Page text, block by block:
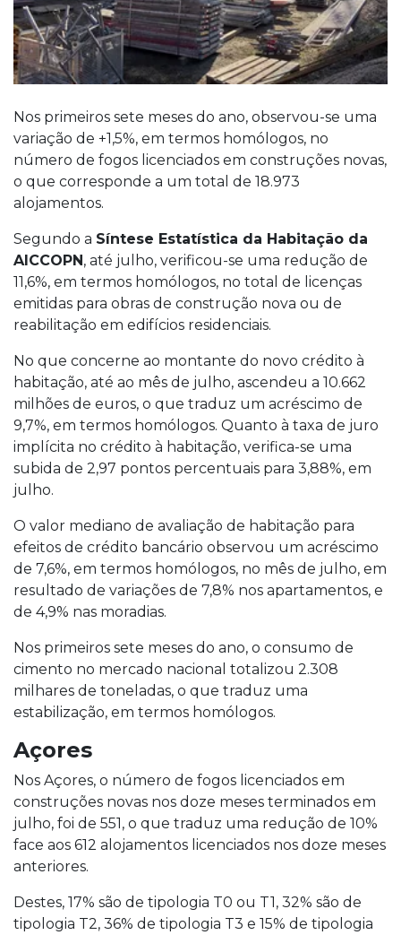
Nos primeiros sete meses do ano, observou-se uma
variação de +1,5%, em termos homólogos, no
número de fogos licenciados em construções novas,
o que corresponde a um total de 18.973
alojamentos.
Segundo a Síntese Estatística da Habitação da
AICCOPN, até julho, verificou-se uma redução de
11,6%, em termos homólogos, no total de licenças
emitidas para obras de construção nova ou de
reabilitação em edifícios residenciais.
No que concerne ao montante do novo crédito à
habitação, até ao mês de julho, ascendeu a 10.662
milhões de euros, o que traduz um acréscimo de
9,7%, em termos homólogos. Quanto à taxa de juro
implícita no crédito à habitação, verifica-se uma
subida de 2,97 pontos percentuais para 3,88%, em
julho.
O valor mediano de avaliação de habitação para
efeitos de crédito bancário observou um acréscimo
de 7,6%, em termos homólogos, no mês de julho, em
resultado de variações de 7,8% nos apartamentos, e
de 4,9% nas moradias.
Nos primeiros sete meses do ano, o consumo de
cimento no mercado nacional totalizou 2.308
milhares de toneladas, o que traduz uma
estabilização, em termos homólogos.
Açores
Nos Açores, o número de fogos licenciados em
construções novas nos doze meses terminados em
julho, foi de 551, o que traduz uma redução de 10%
face aos 612 alojamentos licenciados nos doze meses
anteriores.
Destes, 17% são de tipologia T0 ou T1, 32% são de
tipologia T2, 36% de tipologia T3 e 15% de tipologia